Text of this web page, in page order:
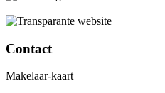
Contact
Makelaar-kaart